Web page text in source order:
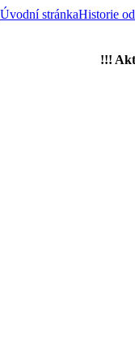
Úvodní stránkaHistorie
!!!